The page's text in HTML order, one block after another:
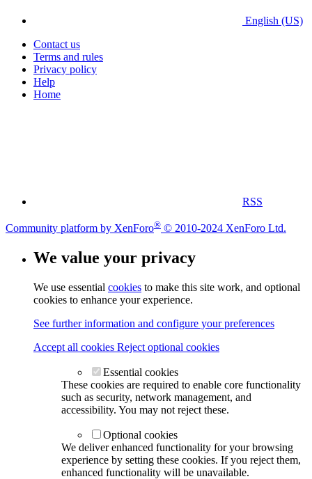
English (US)
Contact us
Terms and rules
Privacy policy
Help
Home
RSS
Community platform by XenForo® © 2010-2024 XenForo Ltd.
We value your privacy
We use essential cookies to make this site work, and optional
cookies to enhance your experience.
See further information and configure your preferences
Accept all cookies Reject optional cookies
Essential cookies
These cookies are required to enable core functionality
such as security, network management, and
accessibility. You may not reject these.
Optional cookies
We deliver enhanced functionality for your browsing
experience by setting these cookies. If you reject them,
enhanced functionality will be unavailable.